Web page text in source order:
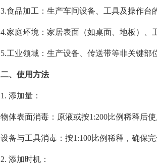
3.食品加工：生产车间设备、工具及操作台
4.家庭环境：家居表面（如桌面、地板）、
5.工业领域：生产设备、传送带等非关键部
二、使用方法
1. 添加量：
物体表面消毒：原液或按1:200比例稀释后
设备与工具消毒：按1:100比例稀释，确保完
2. 添加时机：